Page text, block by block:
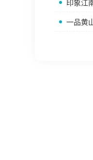
印象江
一品黄